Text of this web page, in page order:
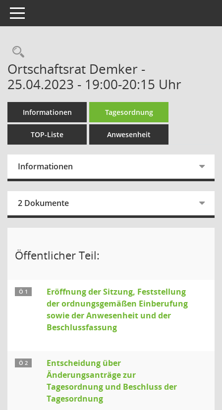
Toggle navigation
Rechercheauswahl
Ortschaftsrat Demker -
25.04.2023 - 19:00-20:15 Uhr
Informationen Tagesordnung
TOP-Liste Anwesenheit
Informationen
2 Dokumente
Öffentlicher Teil:
Ö 1
Eröffnung der Sitzung, Feststellung
der ordnungsgemäßen Einberufung
sowie der Anwesenheit und der
Beschlussfassung
Ö 2
Entscheidung über
Änderungsanträge zur
Tagesordnung und Beschluss der
Tagesordnung